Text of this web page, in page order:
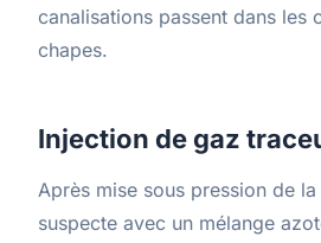
canalisations passent dans les
chapes.
Injection de gaz
Après mise sous pression de
suspecte avec un mélange